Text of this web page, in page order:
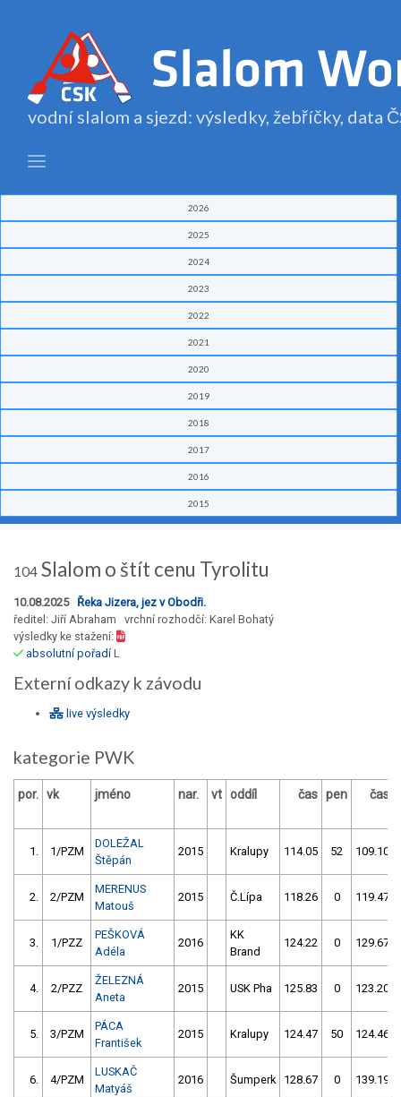
vodní slalom a sjezd: výsledky, žebříčky, data
2026
2025
2024
2023
2022
2021
2020
2019
2018
2017
2016
2015
104 Slalom o štít cenu Tyrolitu
10.08.2025 Řeka Jizera, jez v Obodři.
ředitel: Jiří Abraham vrchní rozhodčí: Karel Bohatý
výsledky ke stažení:
absolutní pořadíL
Externí odkazy k závodu
live výsledky
kategorie PWK
por. vk jméno nar. vt oddíl čas pen čas
1. 1/PZM
DOLEŽAL
Štěpán
2015 Kralupy 114.05 52 109.10
2. 2/PZM
MERENUS
Matouš
2015 Č.Lípa 118.26 0 119.47
3. 1/PZZ
PEŠKOVÁ
Adéla
2016
KK
Brand
124.22 0 129.67
4. 2/PZZ
ŽELEZNÁ
Aneta
2015 USK Pha 125.83 0 123.20
5. 3/PZM
PÁCA
František
2015 Kralupy 124.47 50 124.46
6. 4/PZM
LUSKAČ
Matyáš
2016 Šumperk 128.67 0 139.19